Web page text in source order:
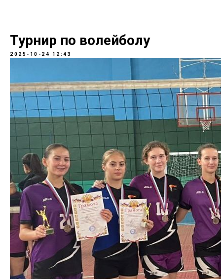
Турнир по волейболу
2025-10-24 12:43